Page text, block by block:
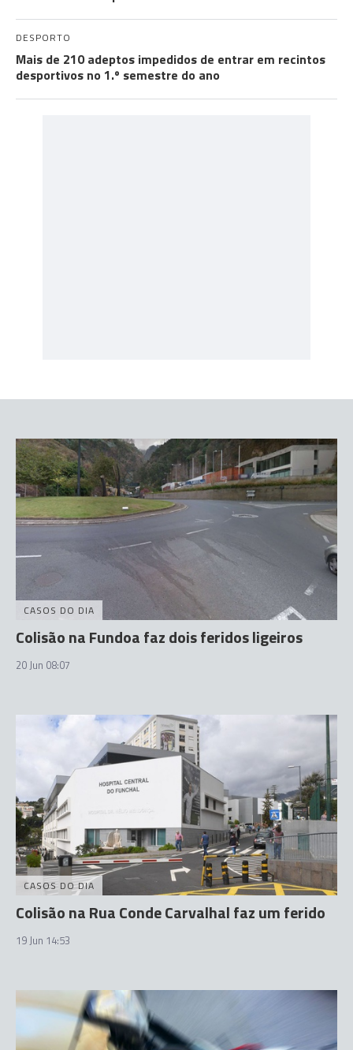
DESPORTO
Mais de 210 adeptos impedidos de entrar em recintos
desportivos no 1.º semestre do ano
CASOS DO DIA
Colisão na Fundoa faz dois feridos ligeiros
20 Jun 08:07
CASOS DO DIA
Colisão na Rua Conde Carvalhal faz um ferido
19 Jun 14:53